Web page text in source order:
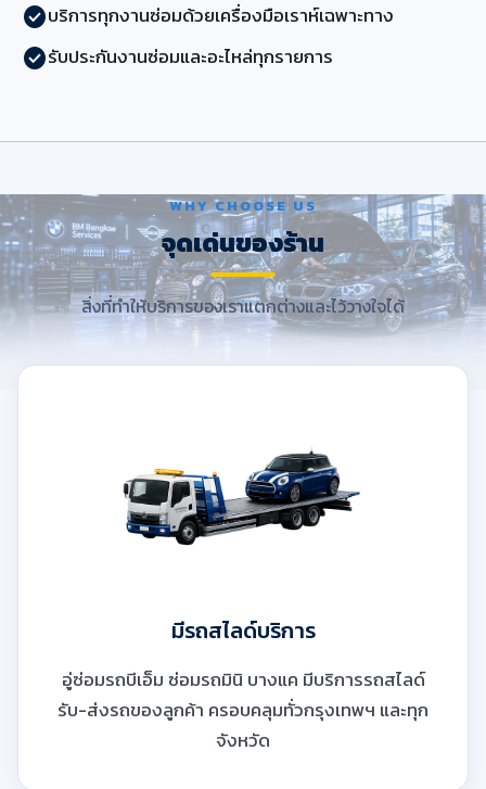
check_circleบริการทุกงานซ่อมด้วยเครื่องมือเราห์เฉพาะทาง
check_circleรับประกันงานซ่อมและอะไหล่ทุกรายการ
WHY CHOOSE US
จุดเด่นของร้าน
สิ่งที่ทำให้บริการของเราแตกต่างและไว้วางใจได้
มีรถสไลด์บริการ
อู่ซ่อมรถบีเอ็ม ซ่อมรถมินิ บางแค มีบริการรถสไลด์
รับ-ส่งรถของลูกค้า ครอบคลุมทั่วกรุงเทพฯ และทุก
จังหวัด